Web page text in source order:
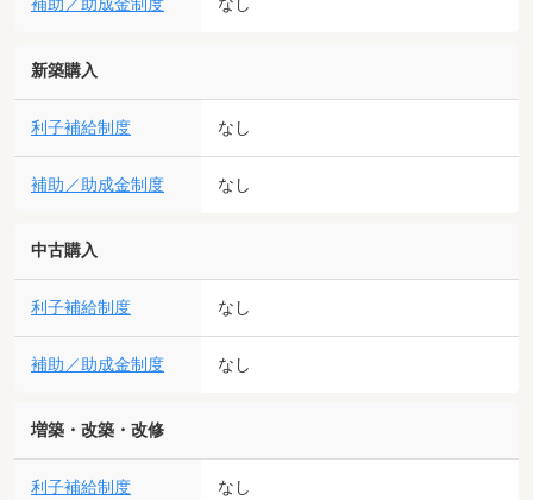
補助／助成金制度 なし
新築購入
利子補給制度 なし
補助／助成金制度 なし
中古購入
利子補給制度 なし
補助／助成金制度 なし
増築・改築・改修
利子補給制度 なし